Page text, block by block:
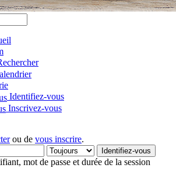
Identifiez-vous
Inscrivez-vous
ou de vous inscrire.
mot de passe et durée de la session